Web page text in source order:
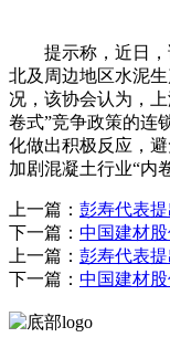
提示称，近日，
北及周边地区水泥
况，该协会认为，
卷式”竞争政策的连
化做出积极反应，
加剧混凝土行业“内
上一篇： 彭寿代表
下一篇： 中国建材
上一篇： 彭寿代表
下一篇： 中国建材